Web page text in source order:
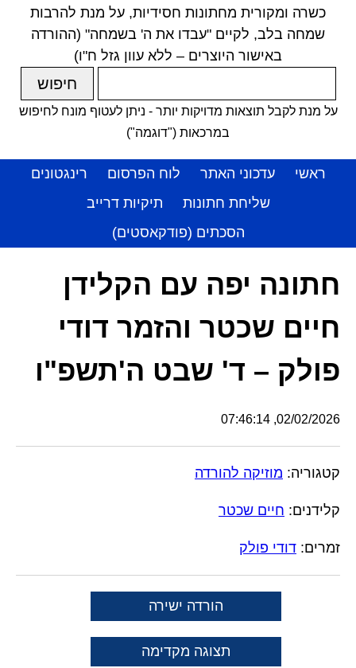
כשרה ומקורית מחתונות חסידיות, על מנת להרבות
שמחה בלב, לקיים "עבדו את ה' בשמחה" (ההורדה
באישור היוצרים – ללא עוון גזל ח"ו)
על מנת לקבל תוצאות מדויקות יותר - ניתן לעטוף מונח לחיפוש
במרכאות ("דוגמה")
ראשי עדכוני האתר לוח הפרסום
רינגטונים
שליחת חתונות
תיקיות דרייב
הסכתים (פודקאסטים)
חתונה יפה עם הקלידן
חיים שכטר והזמר דודי
פולק – ד' שבט ה'תשפ"ו
02/02/2026, 07:46:14
קטגוריה: מוזיקה להורדה
קלידנים: חיים שכטר
זמרים: דודי פולק
הורדה ישירה
תצוגה מקדימה